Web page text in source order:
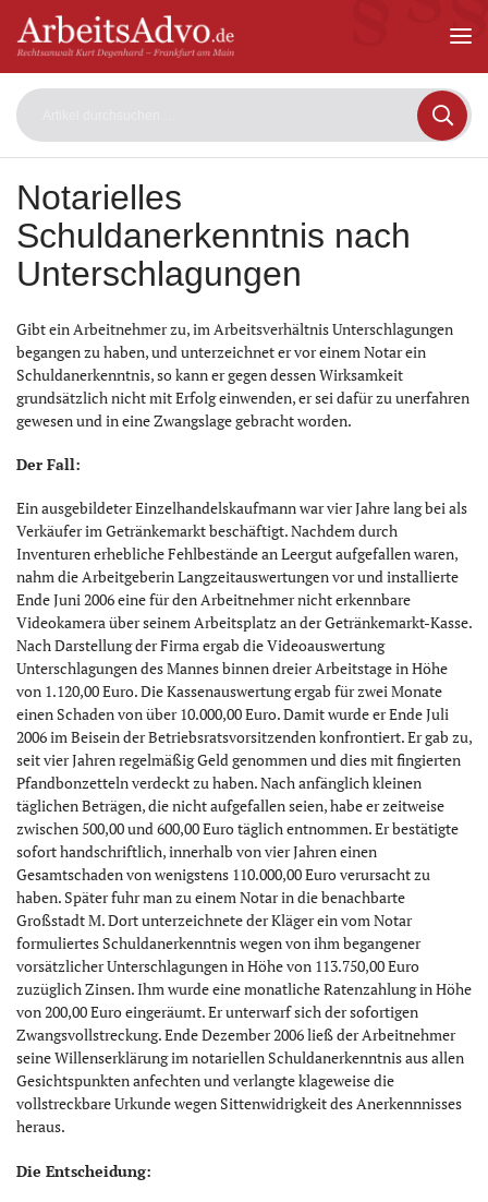
Kurt
Notarielles
Schuldanerkenntnis nach
Unterschlagungen
Gibt ein Arbeitnehmer zu, im Arbeitsverhältnis Unterschlagungen
begangen zu haben, und unterzeichnet er vor einem Notar ein
Schuldanerkenntnis, so kann er gegen dessen Wirksamkeit
grundsätzlich nicht mit Erfolg einwenden, er sei dafür zu unerfahren
gewesen und in eine Zwangslage gebracht worden.
Der Fall:
Ein ausgebildeter Einzelhandelskaufmann war vier Jahre lang bei als
Verkäufer im Getränkemarkt beschäftigt. Nachdem durch
Inventuren erhebliche Fehlbestände an Leergut aufgefallen waren,
nahm die Arbeitgeberin Langzeitauswertungen vor und installierte
Ende Juni 2006 eine für den Arbeitnehmer nicht erkennbare
Videokamera über seinem Arbeitsplatz an der Getränkemarkt-Kasse.
Nach Darstellung der Firma ergab die Videoauswertung
Unterschlagungen des Mannes binnen dreier Arbeitstage in Höhe
von 1.120,00 Euro. Die Kassenauswertung ergab für zwei Monate
einen Schaden von über 10.000,00 Euro. Damit wurde er Ende Juli
2006 im Beisein der Betriebsratsvorsitzenden konfrontiert. Er gab zu,
seit vier Jahren regelmäßig Geld genommen und dies mit fingierten
Pfandbonzetteln verdeckt zu haben. Nach anfänglich kleinen
täglichen Beträgen, die nicht aufgefallen seien, habe er zeitweise
zwischen 500,00 und 600,00 Euro täglich entnommen. Er bestätigte
sofort handschriftlich, innerhalb von vier Jahren einen
Gesamtschaden von wenigstens 110.000,00 Euro verursacht zu
haben. Später fuhr man zu einem Notar in die benachbarte
Großstadt M. Dort unterzeichnete der Kläger ein vom Notar
formuliertes Schuldanerkenntnis wegen von ihm begangener
vorsätzlicher Unterschlagungen in Höhe von 113.750,00 Euro
zuzüglich Zinsen. Ihm wurde eine monatliche Ratenzahlung in Höhe
von 200,00 Euro eingeräumt. Er unterwarf sich der sofortigen
Zwangsvollstreckung. Ende Dezember 2006 ließ der Arbeitnehmer
seine Willenserklärung im notariellen Schuldanerkenntnis aus allen
Gesichtspunkten anfechten und verlangte klageweise die
vollstreckbare Urkunde wegen Sittenwidrigkeit des Anerkennnisses
heraus.
Die Entscheidung: